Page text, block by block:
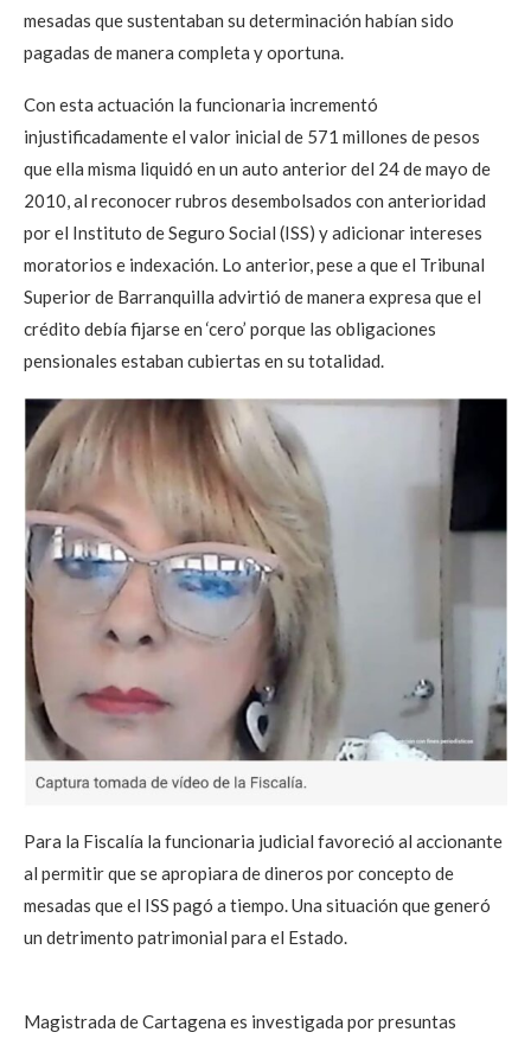
mesadas que sustentaban su determinación habían sido
pagadas de manera completa y oportuna.
Con esta actuación la funcionaria incrementó
injustificadamente el valor inicial de 571 millones de pesos
que ella misma liquidó en un auto anterior del 24 de mayo de
2010, al reconocer rubros desembolsados con anterioridad
por el Instituto de Seguro Social (ISS) y adicionar intereses
moratorios e indexación. Lo anterior, pese a que el Tribunal
Superior de Barranquilla advirtió de manera expresa que el
crédito debía fijarse en ‘cero’ porque las obligaciones
pensionales estaban cubiertas en su totalidad.
Para la Fiscalía la funcionaria judicial favoreció al accionante
al permitir que se apropiara de dineros por concepto de
mesadas que el ISS pagó a tiempo. Una situación que generó
un detrimento patrimonial para el Estado.
Magistrada de Cartagena es investigada por presuntas